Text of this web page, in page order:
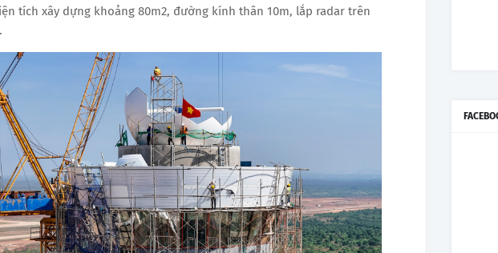
tích xây dựng khoảng 80m2, đường kính thân 10m, lắp radar trên